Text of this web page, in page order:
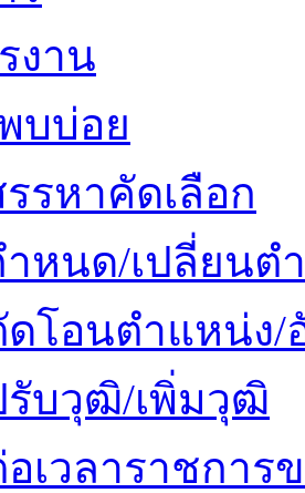
งาน
บบ่อย
รหาคัดเลือก
ำหนด/เปลี่ยนต
โอนตำแหน่ง/
รับวุฒิ/เพิ่มวุฒิ
เวลาราชการ